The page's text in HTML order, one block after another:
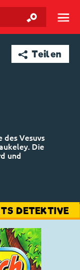
Taschenbuch ☰
➦ Teilen
des Vesuvs
Die
und
DETEKTIVE